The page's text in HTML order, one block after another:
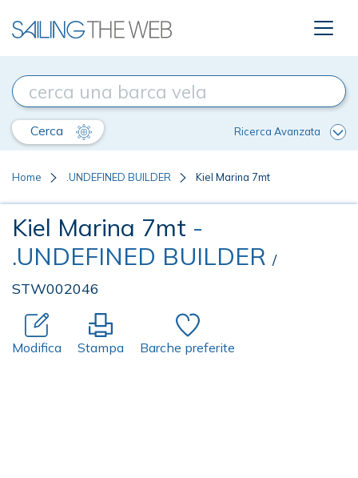
Cerca Ricerca Avanzata
Home .UNDEFINED BUILDER Kiel Marina 7mt
Kiel Marina 7mt -
.UNDEFINED BUILDER /
STW002046
Modifica Stampa Barche preferite